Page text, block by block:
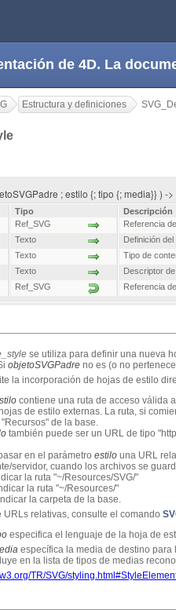
de 4D. La
Estructura y definiciones
; estilo {; tipo {; media}} ) -
Tipo
Descripción
Ref_SVG
Referencia
Texto
Definición
Texto
Tipo de
Texto
Descriptor
Ref_SVG Referencia
se utiliza para definir una nueva
objetoSVGPadre no es (o no
la incorporación de hojas de estilo
contiene una ruta de acceso válida
de estilo externas. La ruta, si
de la base.
también puede ser un URL de tipo
en el parámetro estilo una URL
servidor, cuando los archivos se
la ruta "~/Resources/SVG/"
la ruta "~/Resources/"
la carpeta de la base.
URLs relativas, consulte el comando
especifica el lenguaje de la hoja de
específica la media de destino para
en la lista de tipos de medias
TR/SVG/